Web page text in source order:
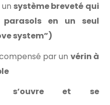
système breveté qui
en un seul
system”)
par un vérin à
s’ouvre et se